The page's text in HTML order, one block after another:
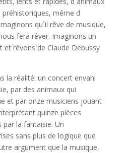
préhistoriques, même d
qu´il rêve de musique,
fera rêver. Imaginons un
et rêvons de Claude Debussy
la réalité: un concert envahi
par des animaux qui
et par onze musiciens jouant
quinze pièces
par la fantaisie. Un
sans plus de logique que
argument que la musique,